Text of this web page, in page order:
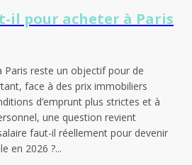
il pour acheter à Paris
reste un objectif pour de
face à des prix immobiliers
d’emprunt plus strictes et à
une question revient
faut-il réellement pour devenir
en 2026 ?...